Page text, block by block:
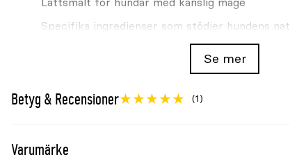
Specifika ingredienser som stödjer hundens
Innehåller högkvalitativt protein från lamm
Se mer
Betyg & Recensioner (1)
Varumärke